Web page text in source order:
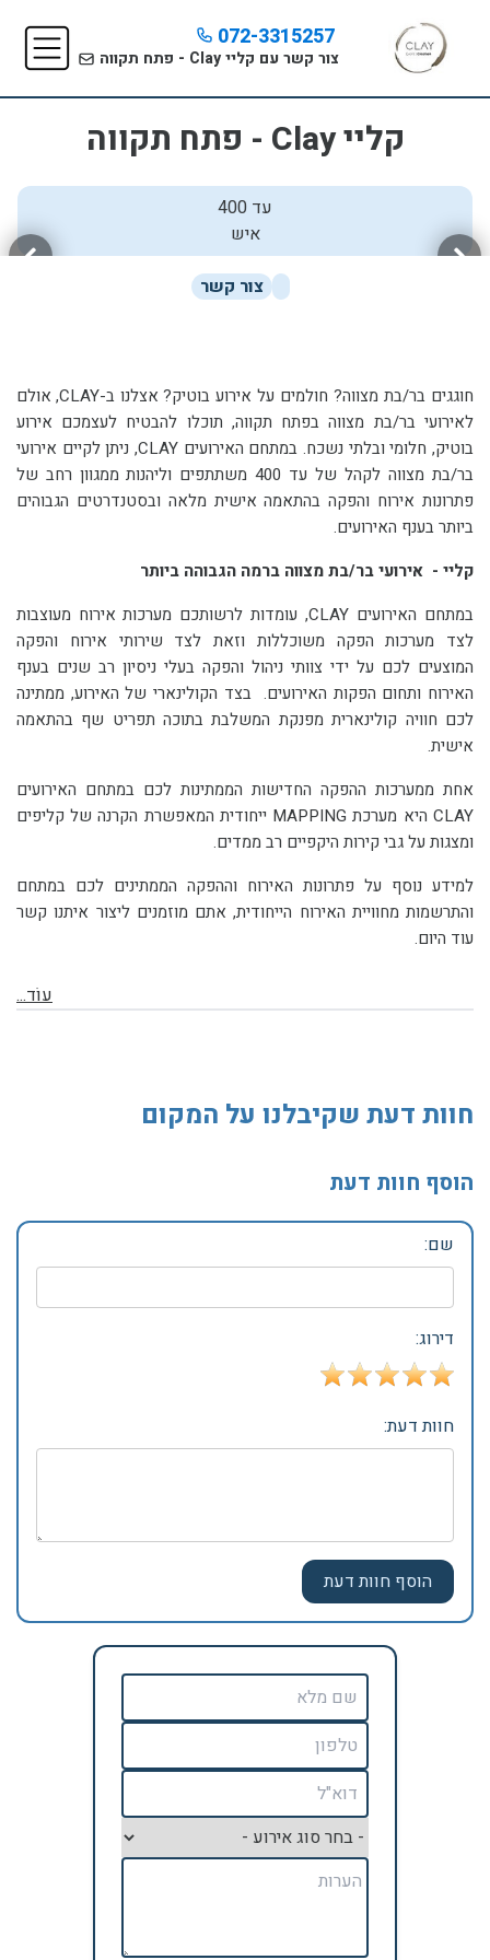
072-3315257
צור קשר עם קליי Clay - פתח תקווה
קליי Clay - פתח תקווה
עד 400
איש
צור קשר
חוגגים בר/בת מצווה? חולמים על אירוע בוטיק? אצלנו ב-CLAY, אולם
לאירועי בר/בת מצווה בפתח תקווה, תוכלו להבטיח לעצמכם אירוע
בוטיק, חלומי ובלתי נשכח. במתחם האירועים CLAY, ניתן לקיים אירועי
בר/בת מצווה לקהל של עד 400 משתתפים
וליהנות ממגוון רחב של
פתרונות אירוח והפקה בהתאמה אישית מלאה ובסטנדרטים הגבוהים
ביותר בענף האירועים.
קליי - אירועי בר/בת מצווה ברמה הגבוהה ביותר
במתחם האירועים CLAY, עומדות לרשותכם מערכות אירוח מעוצבות
לצד מערכות הפקה משוכללות וזאת לצד שירותי אירוח והפקה
המוצעים לכם על ידי צוותי ניהול והפקה בעלי ניסיון רב שנים בענף
האירוח ותחום הפקות האירועים. בצד הקולינארי של האירוע, ממתינה
לכם חוויה קולינארית מפנקת המשלבת בתוכה תפריט שף בהתאמה
אישית.
אחת ממערכות ההפקה החדישות הממתינות לכם במתחם האירועים
CLAY היא מערכת MAPPING ייחודית המאפשרת הקרנה של קליפים
ומצגות על גבי קירות היקפיים רב ממדים.
למידע נוסף על פתרונות האירוח וההפקה הממתינים לכם במתחם
והתרשמות מחוויית האירוח הייחודית, אתם מוזמנים ליצור איתנו קשר
עוד היום.
עוֹד...
חוות דעת שקיבלנו על המקום
הוסף חוות דעת
שם:
דירוג:
חוות דעת: